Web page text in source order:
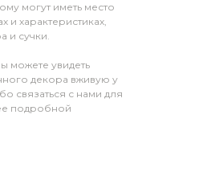
могут иметь место
и характеристиках,
и сучки.
можете увидеть
декора вживую у
связаться с нами для
подробной